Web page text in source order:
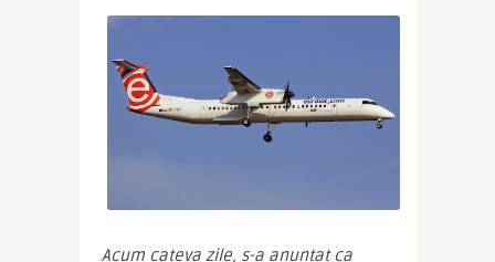
Acum cateva zile, s-a anuntat ca